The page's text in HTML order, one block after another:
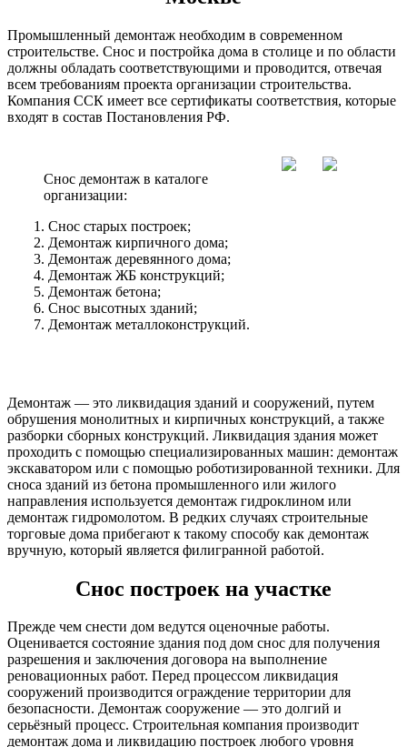
Промышленный демонтаж необходим в современном
строительстве. Снос и постройка дома в столице и по области
должны обладать соответствующими и проводится, отвечая
всем требованиям проекта организации строительства.
Компания ССК имеет все сертификаты соответствия, которые
входят в состав Постановления РФ.
Снос демонтаж в каталоге
организации:
Снос старых построек;
Демонтаж кирпичного дома;
Демонтаж деревянного дома;
Демонтаж ЖБ конструкций;
Демонтаж бетона;
Снос высотных зданий;
Демонтаж металлоконструкций.
Демонтаж — это ликвидация зданий и сооружений, путем
обрушения монолитных и кирпичных конструкций, а также
разборки сборных конструкций. Ликвидация здания может
проходить с помощью специализированных машин: демонтаж
экскаватором или с помощью роботизированной техники. Для
сноса зданий из бетона промышленного или жилого
направления используется демонтаж гидроклином или
демонтаж гидромолотом. В редких случаях строительные
торговые дома прибегают к такому способу как демонтаж
вручную, который является филигранной работой.
Снос построек на участке
Прежде чем снести дом ведутся оценочные работы.
Оценивается состояние здания под дом снос для получения
разрешения и заключения договора на выполнение
реновационных работ. Перед процессом ликвидация
сооружений производится ограждение территории для
безопасности. Демонтаж сооружение — это долгий и
серьёзный процесс. Строительная компания производит
демонтаж дома и ликвидацию построек любого уровня